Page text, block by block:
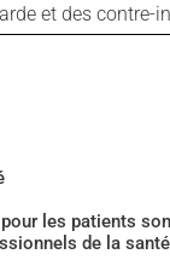
et des
les patients
de la